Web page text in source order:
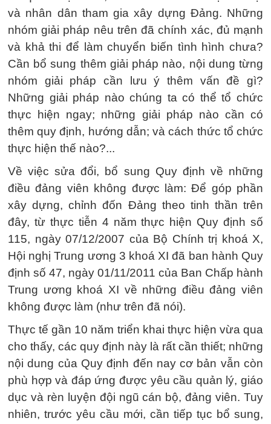
và nhân dân tham gia xây dựng Đảng. Những
nhóm giải pháp nêu trên đã chính xác, đủ mạnh
và khả thi để làm chuyển biến tình hình chưa?
Cần bổ sung thêm giải pháp nào, nội dung từng
nhóm giải pháp cần lưu ý thêm vấn đề gì?
Những giải pháp nào chúng ta có thể tổ chức
thực hiện ngay; những giải pháp nào cần có
thêm quy định, hướng dẫn; và cách thức tổ chức
thực hiện thế nào?...
Về việc sửa đổi, bổ sung Quy định về những
điều đảng viên không được làm: Để góp phần
xây dựng, chỉnh đốn Đảng theo tinh thần trên
đây, từ thực tiễn 4 năm thực hiện Quy định số
115, ngày 07/12/2007 của Bộ Chính trị khoá X,
Hội nghị Trung ương 3 khoá XI đã ban hành Quy
định số 47, ngày 01/11/2011 của Ban Chấp hành
Trung ương khoá XI về những điều đảng viên
không được làm (như trên đã nói).
Thực tế gần 10 năm triển khai thực hiện vừa qua
cho thấy, các quy định này là rất cần thiết; những
nội dung của Quy định đến nay cơ bản vẫn còn
phù hợp và đáp ứng được yêu cầu quản lý, giáo
dục và rèn luyện đội ngũ cán bộ, đảng viên. Tuy
nhiên, trước yêu cầu mới, cần tiếp tục bổ sung,